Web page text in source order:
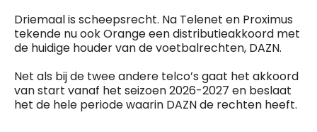
Driemaal is scheepsrecht. Na Telenet en Proximus
tekende nu ook Orange een distributieakkoord met
de huidige houder van de voetbalrechten, DAZN.
Net als bij de twee andere telco’s gaat het akkoord
van start vanaf het seizoen 2026-2027 en beslaat
het de hele periode waarin DAZN de rechten heeft.
ZOEKEN
Managing Director
Jean-Vianney Philippe
0471 92 01 98
jeanvianney@mm.be
Astuces :
Gebruikaanhalingstekens("") rond de
gezocht wordt.
Gebruik hetplusteken (+)tussen de zoektermen
als u op zoek wilt gaan naar artikels die één of
VERVOEG ONS
Bedrijfsabonnement